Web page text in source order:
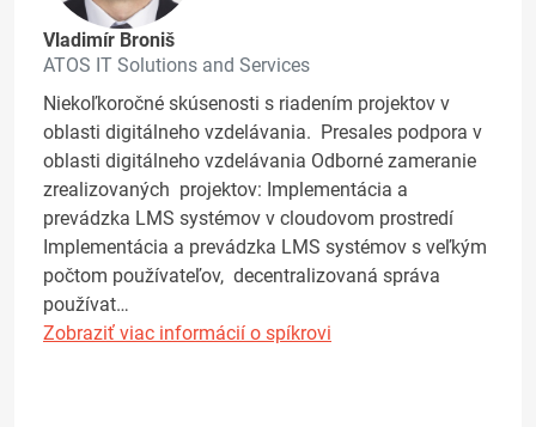
Vladimír Broniš
ATOS IT Solutions and Services
Niekoľkoročné skúsenosti s riadením projektov v
oblasti digitálneho vzdelávania. Presales podpora v
oblasti digitálneho vzdelávania Odborné zameranie
zrealizovaných projektov: Implementácia a
prevádzka LMS systémov v cloudovom prostredí
Implementácia a prevádzka LMS systémov s veľkým
počtom používateľov, decentralizovaná správa
používat…
Zobraziť viac informácií o spíkrovi